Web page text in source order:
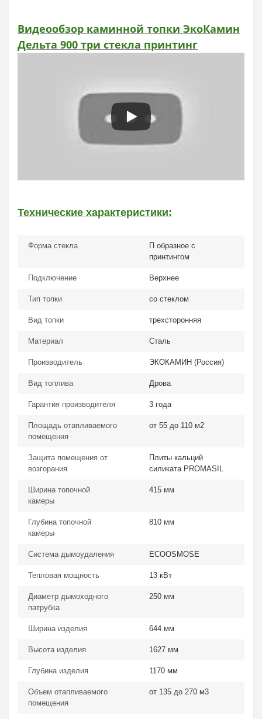
Видеообзор каминной топки ЭкоКамин
Дельта 900 три стекла принтинг
Технические характеристики:
Форма стекла
П образное с
принтингом
Подключение Верхнее
Тип топки со стеклом
Вид топки трехсторонняя
Материал Сталь
Производитель ЭКОКАМИН (Россия)
Вид топлива Дрова
Гарантия производителя 3 года
Площадь отапливаемого
помещения
от 55 до 110 м2
Защита помещения от
возгорания
Плиты кальций
силиката PROMASIL
Ширина топочной
камеры
415 мм
Глубина топочной
камеры
810 мм
Система дымоудаления ECOOSMOSE
Тепловая мощность 13 кВт
Диаметр дымоходного
патрубка
250 мм
Ширина изделия 644 мм
Высота изделия 1627 мм
Глубина изделия 1170 мм
Объем отапливаемого
помещения
от 135 до 270 м3